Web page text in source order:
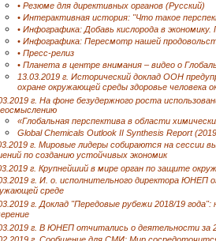
• Резюме для директивных органов (Русский)
• Интерактивная история: "Что такое
• Инфографика: Добавь кислорода в экономику.
• Инфографика: Пересмотр нашей
• Пресс-релиз
• Планета в центре внимания – видео о
13.03.2019 г. Исторический доклад ООН
охране окружающей среды здоровье человека
г. На фоне безудержного роста
«Глобальная перспектива в области
Global Chemicals Outlook II Synthesis Report
г. Мировые лидеры собираются на сессии
по созданию устойчивых экономик
г. Крупнейший в мире орган по защите
г. И. о. исполнительного директора ЮНЕП
среде
г. Доклад "Передовые рубежи 2018/19
г. В ЮНЕП отчитались о деятельности за